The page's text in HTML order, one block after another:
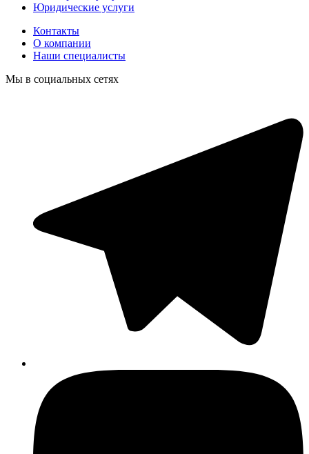
Юридические услуги
Контакты
О компании
Наши специалисты
Мы в социальных сетях